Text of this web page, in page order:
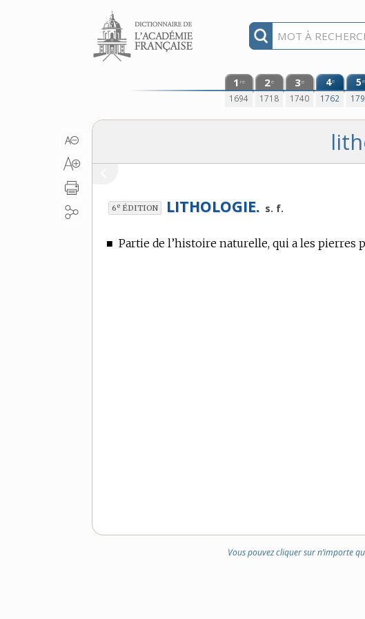
Aller au contenu
1 re
1694
2e
1718
3e
1740
4e
1762
5e
6e ÉDITION LITHOLOGIE. s. f.
■ Partie de l’histoire naturelle, qui a les pierres
Vous pouvez cliquer sur n’importe